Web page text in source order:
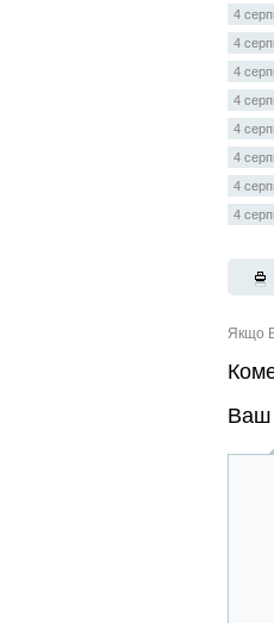
4
4
4
4
4
4
4
4
Якщо
Ваш